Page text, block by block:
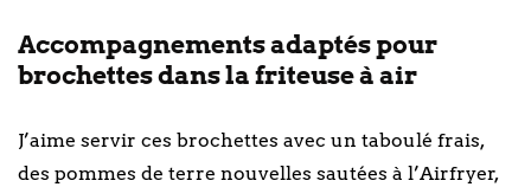
Accompagnements adaptés pour
brochettes dans la friteuse à air
J’aime servir ces brochettes avec un taboulé frais,
des pommes de terre nouvelles sautées à l’Airfryer,